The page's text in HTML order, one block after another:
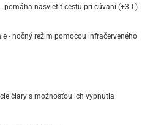
- pomáha nasvietiť cestu pri cúvaní (+3 €)
- nočný režim pomocou infračerveného
čiary s možnosťou ich vypnutia